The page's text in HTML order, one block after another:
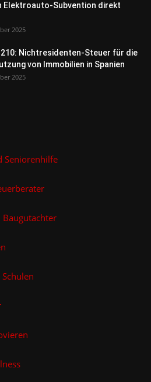
Elektroauto-Subvention direkt
2025
Nichtresidenten-Steuer für die
von Immobilien in Spanien
2025
Seniorenhilfe